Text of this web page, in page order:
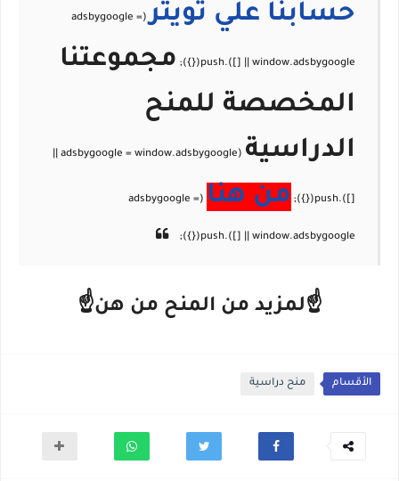
حسابنا علي تويتر
مجموعتنا
المخصصة للمنح
الدراسية
من هنا
☝لمزيد من المنح من هن☝
الأقسام منح دراسية